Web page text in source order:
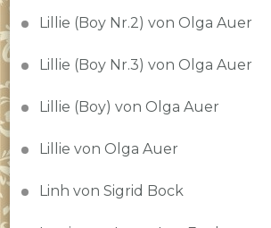
Lillie (Boy Nr.2) von Olga Auer
Lillie (Boy Nr.3) von Olga Auer
Lillie (Boy) von Olga Auer
Lillie von Olga Auer
Linh von Sigrid Bock